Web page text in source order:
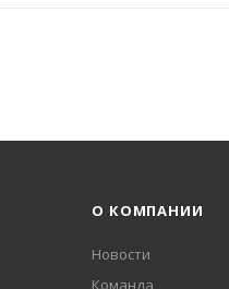
О КОМПАНИИ
Новости
Команда